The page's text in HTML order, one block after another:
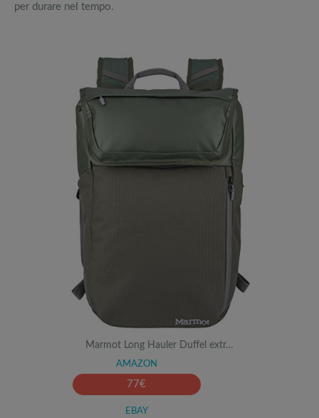
per durare nel tempo.
Marmot Long Hauler Duffel extr…
AMAZON
77€
EBAY